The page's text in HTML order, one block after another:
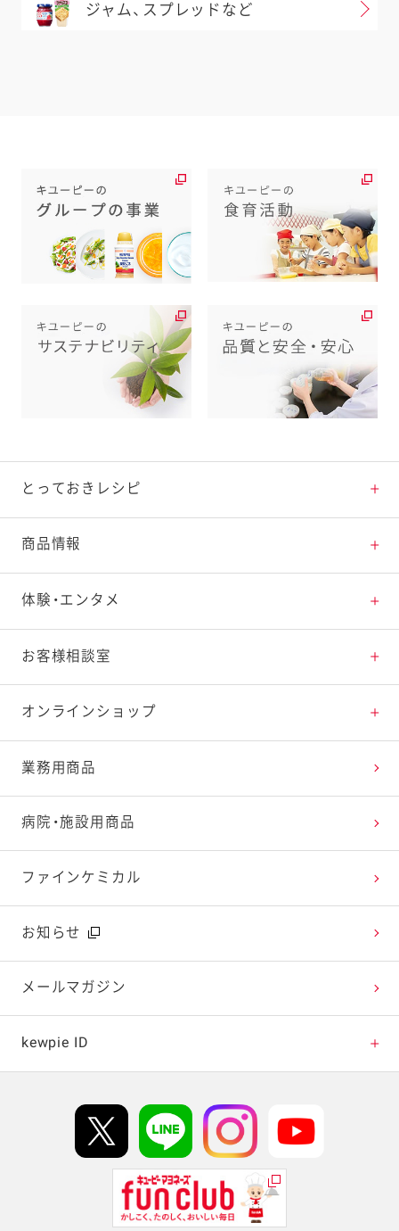
ジャム、スプレッドなど
とっておきレシピ
とっておきレシピトップ
素材の知識
料理の基本
特集レシピ
レシピランキング
レシピ動画
今日のレシピギャラリー
商品情報
商品情報トップ
新商品・リニューアル品一覧
販売終了商品一覧
体験・エンタメ
体験・エンタメトップ
マヨテラス（見学施設）
オープンキッチン（工場見学）
深谷テラス ヤサイな仲間たちファーム
おたのしみコンテンツ
広告ギャラリー
テレビ・ラジオ
キャンペーン・イベント
お客様相談室
お客様相談室トップ
よくお寄せいただくご質問
お客様の声を活かしました
オンラインショップ
Qummy
キユーピーウエルネス
業務用商品
病院・施設用商品
ファインケミカル
お知らせ
メールマガジン
kewpie ID
Hi! kewpieについて
Qummyについて